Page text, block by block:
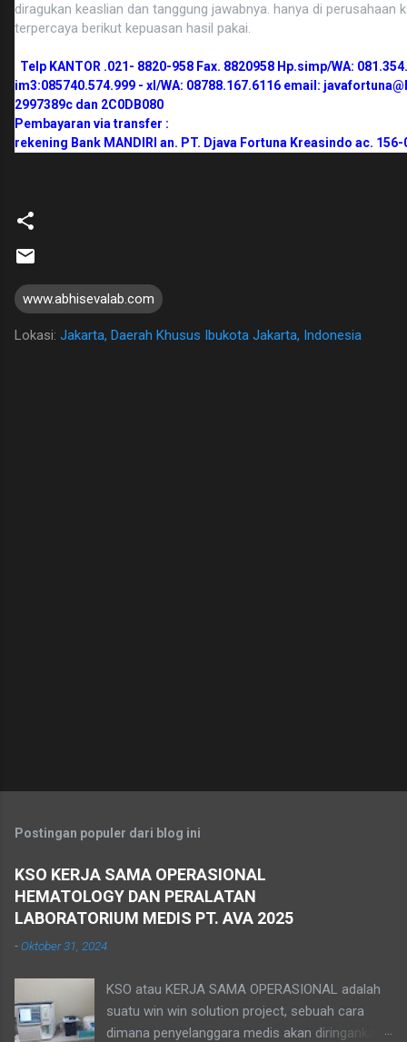
diragukan keaslian dan tanggung jawabnya. hanya di perusahaan
terpercaya berikut kepuasan hasil pakai.
Telp KANTOR .021- 8820-958 Fax. 8820958 Hp.simp/WA:
im3:085740.574.999 - xl/WA: 08788.167.6116 email:
2997389c dan 2C0DB080
Pembayaran via transfer :
rekening Bank MANDIRI an. PT. Djava Fortuna Kreasindo ac.
www.abhisevalab.com
Lokasi: Jakarta, Daerah Khusus Ibukota Jakarta, Indonesia
Postingan populer dari blog ini
KSO KERJA SAMA OPERASIONAL
HEMATOLOGY DAN PERALATAN
LABORATORIUM MEDIS PT. AVA 2025
-Oktober 31, 2024
KSO atau KERJA SAMA OPERASIONAL adalah
suatu win win solution project, sebuah cara
dimana penyelanggara medis akan diringankan